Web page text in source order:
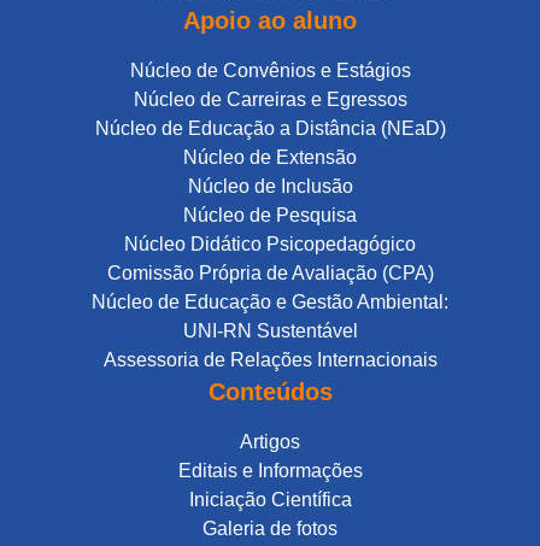
Apoio ao aluno
Núcleo de Convênios e Estágios
Núcleo de Carreiras e Egressos
Núcleo de Educação a Distância (NEaD)
Núcleo de Extensão
Núcleo de Inclusão
Núcleo de Pesquisa
Núcleo Didático Psicopedagógico
Comissão Própria de Avaliação (CPA)
Núcleo de Educação e Gestão Ambiental:
UNI-RN Sustentável
Assessoria de Relações Internacionais
Conteúdos
Artigos
Editais e Informações
Iniciação Científica
Galeria de fotos